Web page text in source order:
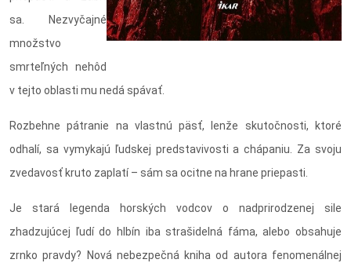
sa. Nezvyčajné
množstvo
smrteľných nehôd
v tejto oblasti mu nedá spávať.
Rozbehne pátranie na vlastnú päsť, lenže skutočnosti, ktoré
odhalí, sa vymykajú ľudskej predstavivosti a chápaniu. Za svoju
zvedavosť kruto zaplatí – sám sa ocitne na hrane priepasti.
Je stará legenda horských vodcov o nadprirodzenej sile
zhadzujúcej ľudí do hlbín iba strašidelná fáma, alebo obsahuje
zrnko pravdy? Nová nebezpečná kniha od autora fenomenálnej